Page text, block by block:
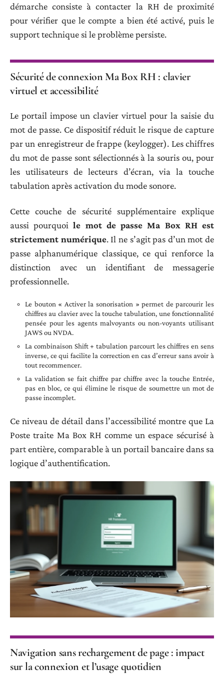
démarche consiste à contacter la RH de proximité
pour vérifier que le compte a bien été activé, puis le
support technique si le problème persiste.
Sécurité de connexion Ma Box RH : clavier
virtuel et accessibilité
Le portail impose un clavier virtuel pour la saisie du
mot de passe. Ce dispositif réduit le risque de capture
par un enregistreur de frappe (keylogger). Les chiffres
du mot de passe sont sélectionnés à la souris ou, pour
les utilisateurs de lecteurs d’écran, via la touche
tabulation après activation du mode sonore.
Cette couche de sécurité supplémentaire explique
aussi pourquoile mot de passe Ma Box RH est
strictement numérique. Il ne s’agit pas d’un mot de
passe alphanumérique classique, ce qui renforce la
distinction avec un identifiant de messagerie
professionnelle.
Le bouton « Activer la sonorisation » permet de parcourir les
chiffres au clavier avec la touche tabulation, une fonctionnalité
pensée pour les agents malvoyants ou non-voyants utilisant
JAWS ou NVDA.
La combinaison Shift + tabulation parcourt les chiffres en sens
inverse, ce qui facilite la correction en cas d’erreur sans avoir à
tout recommencer.
La validation se fait chiffre par chiffre avec la touche Entrée,
pas en bloc, ce qui élimine le risque de soumettre un mot de
passe incomplet.
Ce niveau de détail dans l’accessibilité montre que La
Poste traite Ma Box RH comme un espace sécurisé à
part entière, comparable à un portail bancaire dans sa
logique d’authentification.
Navigation sans rechargement de page : impact
sur la connexion et l’usage quotidien